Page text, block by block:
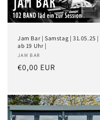
Jam Bar | Samstag | 31.05.25 |
ab 19 Uhr |
JAM BAR
€0,00 EUR